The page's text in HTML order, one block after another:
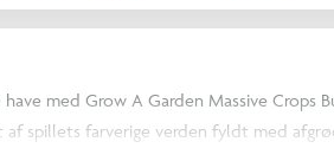
med Grow A Garden Massive Crops
af spillets farverige verden fyldt med